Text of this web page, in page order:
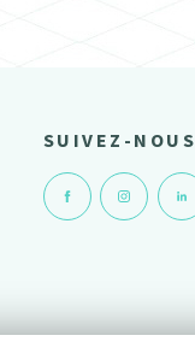
SUIVEZ-NOUS